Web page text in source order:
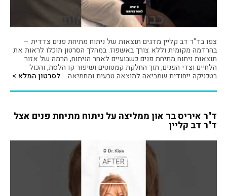
צפו בד"ר דב קליין מדגים תוצאות של ניתוח מתיחת פנים צדדית –
בהרדמה מקומית וללא צורך באשפוז. במהלך הסרטון תוכלו לראות את
תוצאות ניתוח מתיחת פנים כשבועיים לאחר הניתוח, הרמה של אזור
הלחיים וצדי הפנים, תוך החלקת קמטוטים ושיפור קו הלסת, והכול
בטכניקה ייחודית שמביאה לתוצאה טבעית ומחמיאה. לסרטון המלא >
ד"ר איריס בר און ממליצה על ניתוח מתיחת פנים אצל
ד"ר דב קליין